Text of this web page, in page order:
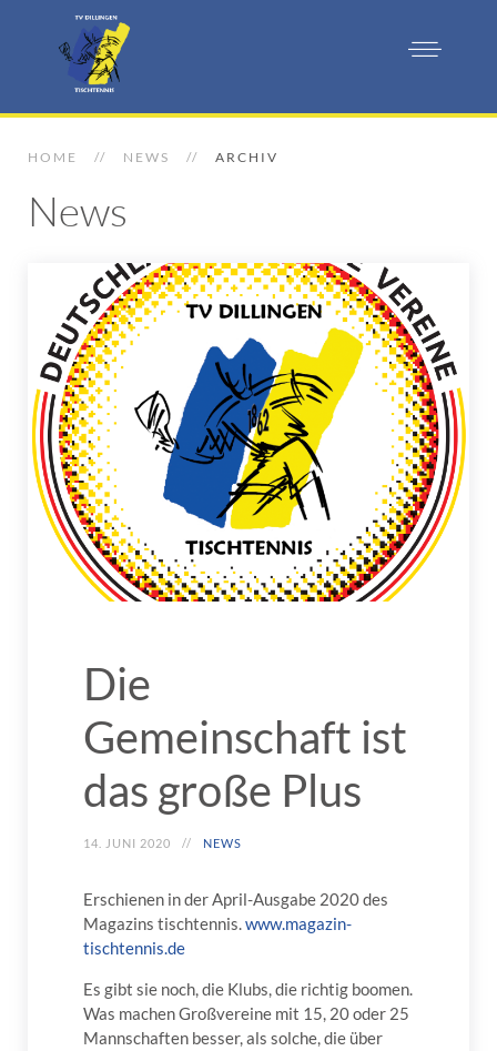
HOME NEWS ARCHIV
News
Die
Gemeinschaft ist
das große Plus
14. JUNI 2020 NEWS
Erschienen in der April-Ausgabe 2020 des
Magazins tischtennis.www.magazin-
tischtennis.de
Es gibt sie noch, die Klubs, die richtig boomen.
Was machen Großvereine mit 15, 20 oder 25
Mannschaften besser, als solche, die über